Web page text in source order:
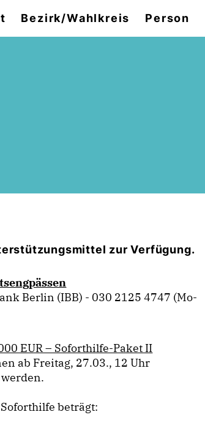
Bezirk/Wahlkreis Person
zur Verfügung.
Berlin (IBB) - 030 2125 4747 (Mo-
EUR – Soforthilfe-Paket II
ab Freitag, 27.03., 12 Uhr
beträgt: